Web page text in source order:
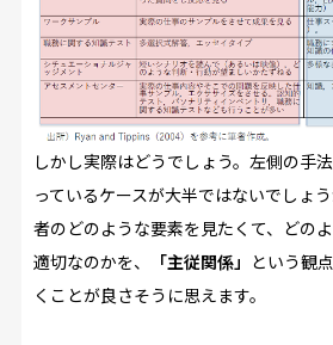
しかし実際はどうでしょう。左側の手
っているケースが大半ではないでしょ
者のどのような要素を見たくて、どの
適切なのかを、
「主従関係」 という観
くことが良さそうに思えます。